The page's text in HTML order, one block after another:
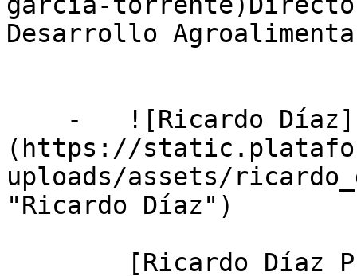
Desarrollo
(https://
uploads/assets/
"Ricardo Díaz")